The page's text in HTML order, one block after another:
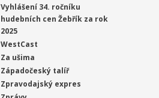
Vyhlášení 34. ročníku
hudebních cen Žebřík za rok
2025
WestCast
Za ušima
Západočeský talíř
Zpravodajský expres